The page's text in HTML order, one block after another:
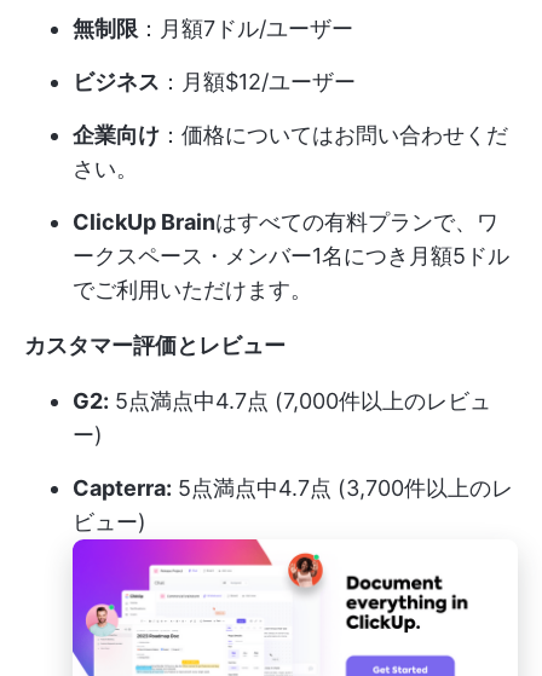
無制限 ：月額7ドル/ユーザー
ビジネス ：月額$12/ユーザー
企業向け ：価格についてはお問い合わせくだ
さい。
ClickUp Brainはすべての有料プランで、ワ
ークスペース・メンバー1名につき月額5ドル
でご利用いただけます。
カスタマー評価とレビュー
G2: 5点満点中4.7点 (7,000件以上のレビュ
ー)
Capterra: 5点満点中4.7点 (3,700件以上のレ
ビュー)